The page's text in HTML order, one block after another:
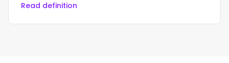
wrażliwych danych.
Read definition